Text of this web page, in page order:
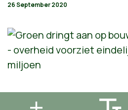
26 September 2020